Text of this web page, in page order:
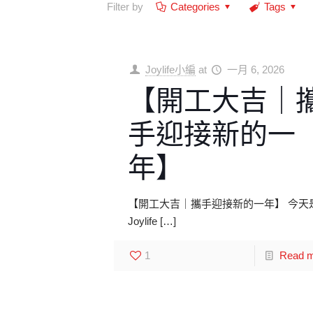
Filter by Categories Tags
Joylife小編 at 一月 6, 2026
【開工大吉｜
手迎接新的一
年】
【開工大吉｜攜手迎接新的一年】 今天
Joylife[…]
1 Read